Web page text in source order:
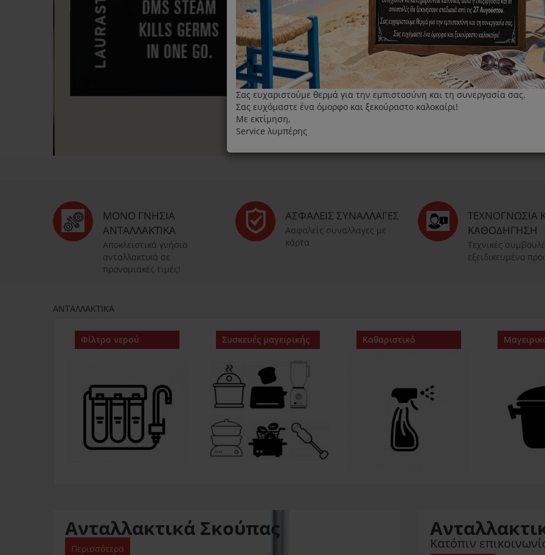
Με τον ξηρό ατμό
ΠΕΡΙΣΣΌΤΕΡΑ
ΜΌΝΟ ΓΝΉΣΙΑ
ΑΝΤΑΛΛΑΚΤΙΚΆ
Αποκλειστικά γνήσια
ανταλλακτικά σε
προνομιακές τιμές!
ΑΣΦΑΛΕΊΣ ΣΥΝΑΛΛΑΓΈΣ
Ασφαλείς συναλλαγες με
κάρτα
ΤΕΧΝΟΓΝΩΣΊΑ
ΚΑΘΟΔΉΓΗΣΗ
Τεχνικές
εξειδικευμένο
ΑΝΤΑΛΛΑΚΤΙΚΑ
Φίλτρο νερού Συσκευές μαγειρικής Καθαριστικό
Ανταλλακτικά Σκούπας
Περισσότερα Κατόπιν
Σας ευχαριστούμε θερμά για την εμπιστοσύνη και τη συνεργασία σας.
Σας ευχόμαστε ένα όμορφο και ξεκούραστο καλοκαίρι!
Με εκτίμηση,
Service λυμπέρης